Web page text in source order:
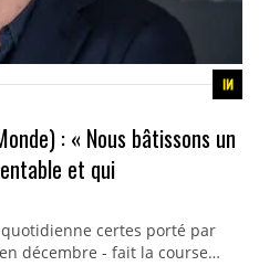
: « Nous bâtissons un
et qui
certes porté par
décembre - fait la course…